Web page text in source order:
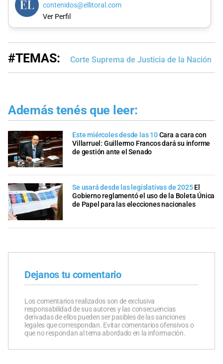
contenidos@ellitoral.com
Ver Perfil
#TEMAS: Corte Suprema de Justicia de la Nación
Además tenés que leer:
Este miércoles desde las 10Cara a cara con
Villarruel: Guillermo Francos dará su informe
de gestión ante el Senado
Se usará desde las legislativas de 2025 El
Gobierno reglamentó el uso de la Boleta Única
de Papel para las elecciones nacionales
Dejanos tu comentario
Los comentarios realizados son de exclusiva
responsabilidad de sus autores y las consecuencias
derivadas de ellos pueden ser pasibles de las sanciones
legales que correspondan. Evitar comentarios ofensivos o
que no respondan al tema abordado en la información.